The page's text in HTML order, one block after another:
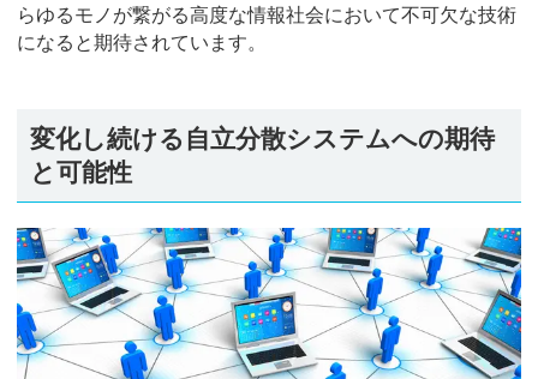
らゆるモノが繋がる高度な情報社会において不可欠な技術
になると期待されています。
変化し続ける自立分散システムへの期待
と可能性